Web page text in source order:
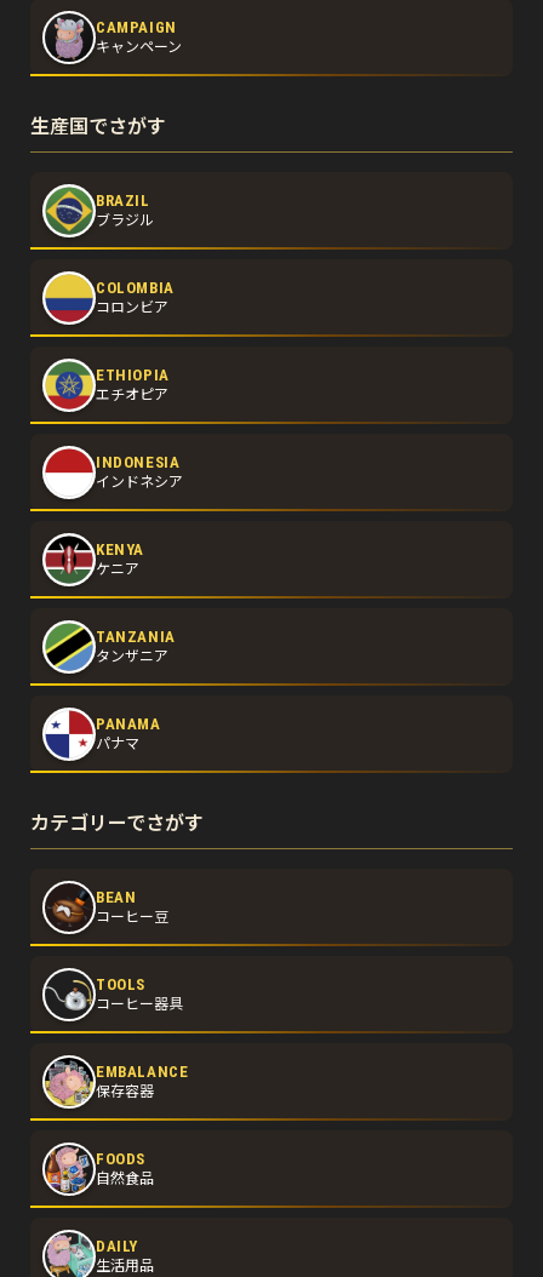
CAMPAIGN
キャンペーン
生産国でさがす
BRAZIL
ブラジル
COLOMBIA
コロンビア
ETHIOPIA
エチオピア
INDONESIA
インドネシア
KENYA
ケニア
TANZANIA
タンザニア
PANAMA
パナマ
カテゴリーでさがす
BEAN
コーヒー豆
TOOLS
コーヒー器具
EMBALANCE
保存容器
FOODS
自然食品
DAILY
生活用品